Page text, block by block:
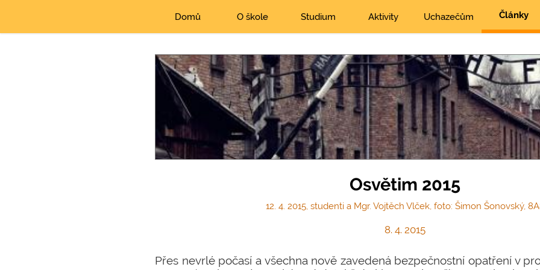
Domů O škole Studium Aktivity Uchazečům Články
Osvětim 2015
12. 4. 2015, studenti a Mgr. Vojtěch Vlček, foto: Šimon Šonovský,
8. 4. 2015
Přes nevrlé počasí a všechna nově zavedená bezpečnostní opatření v